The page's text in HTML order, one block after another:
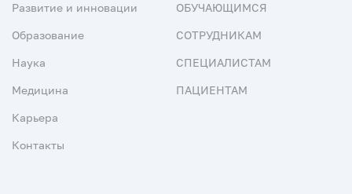
Развитие и инновации
Образование
Наука
Медицина
Карьера
Контакты
ОБУЧАЮЩИМСЯ
СОТРУДНИКАМ
СПЕЦИАЛИСТАМ
ПАЦИЕНТАМ